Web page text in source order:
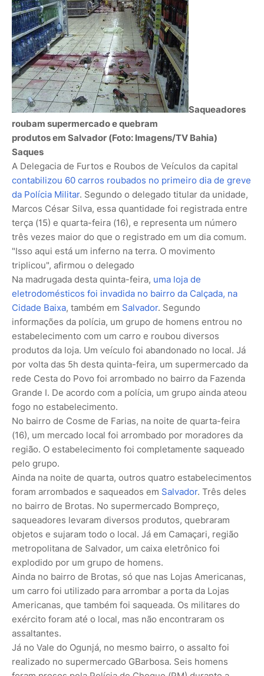
Saqueadores
roubam supermercado e quebram
produtos em Salvador (Foto: Imagens/TV Bahia)
Saques
A Delegacia de Furtos e Roubos de Veículos da capital
contabilizou 60 carros roubados no primeiro dia de greve
da Polícia Militar. Segundo o delegado titular da unidade,
Marcos César Silva, essa quantidade foi registrada entre
terça (15) e quarta-feira (16), e representa um número
três vezes maior do que o registrado em um dia comum.
"Isso aqui está um inferno na terra. O movimento
triplicou", afirmou o delegado
Na madrugada desta quinta-feira, uma loja de
eletrodomésticos foi invadida no bairro da Calçada, na
Cidade Baixa, também em Salvador. Segundo
informações da polícia, um grupo de homens entrou no
estabelecimento com um carro e roubou diversos
produtos da loja. Um veículo foi abandonado no local. Já
por volta das 5h desta quinta-feira, um supermercado da
rede Cesta do Povo foi arrombado no bairro da Fazenda
Grande I. De acordo com a polícia, um grupo ainda ateou
fogo no estabelecimento.
No bairro de Cosme de Farias, na noite de quarta-feira
(16), um mercado local foi arrombado por moradores da
região. O estabelecimento foi completamente saqueado
pelo grupo.
Ainda na noite de quarta, outros quatro estabelecimentos
foram arrombados e saqueados em Salvador. Três deles
no bairro de Brotas. No supermercado Bompreço,
saqueadores levaram diversos produtos, quebraram
objetos e sujaram todo o local. Já em Camaçari, região
metropolitana de Salvador, um caixa eletrônico foi
explodido por um grupo de homens.
Ainda no bairro de Brotas, só que nas Lojas Americanas,
um carro foi utilizado para arrombar a porta da Lojas
Americanas, que também foi saqueada. Os militares do
exército foram até o local, mas não encontraram os
assaltantes.
Já no Vale do Ogunjá, no mesmo bairro, o assalto foi
realizado no supermercado GBarbosa. Seis homens